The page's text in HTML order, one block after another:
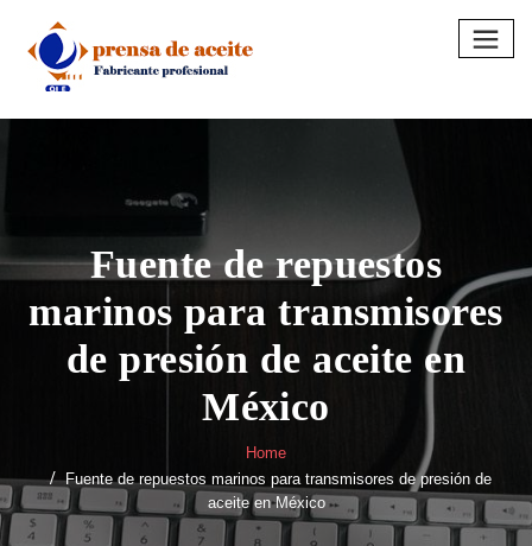
content
Fuente de repuestos
marinos para transmisores
de presión de aceite en
México
Home
Fuente de repuestos marinos para transmisores de presión de
aceite en México